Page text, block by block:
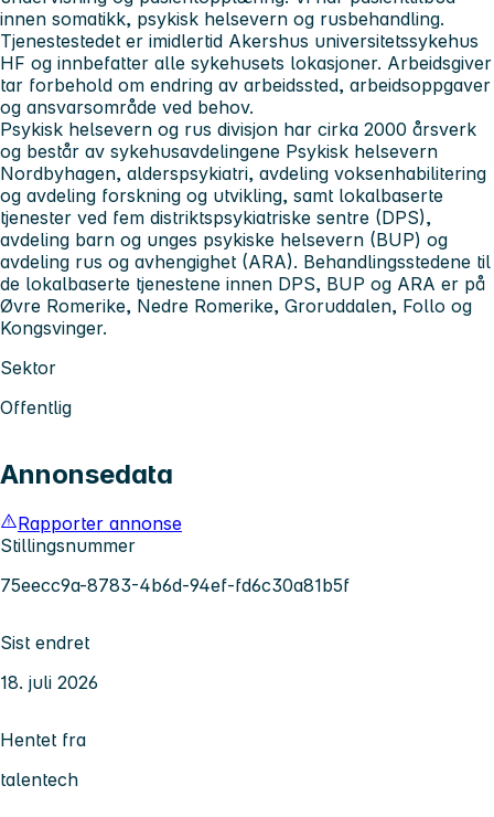
innen somatikk, psykisk helsevern og rusbehandling.
Tjenestestedet er imidlertid Akershus universitetssykehus
HF og innbefatter alle sykehusets lokasjoner. Arbeidsgiver
tar forbehold om endring av arbeidssted, arbeidsoppgaver
og ansvarsområde ved behov.
Psykisk helsevern og rus divisjon har cirka 2000 årsverk
og består av sykehusavdelingene Psykisk helsevern
Nordbyhagen, alderspsykiatri, avdeling voksenhabilitering
og avdeling forskning og utvikling, samt lokalbaserte
tjenester ved fem distriktspsykiatriske sentre (DPS),
avdeling barn og unges psykiske helsevern (BUP) og
avdeling rus og avhengighet (ARA). Behandlingsstedene til
de lokalbaserte tjenestene innen DPS, BUP og ARA er på
Øvre Romerike, Nedre Romerike, Groruddalen, Follo og
Kongsvinger.
Sektor
Offentlig
Annonsedata
Rapporter annonse
Stillingsnummer
75eecc9a-8783-4b6d-94ef-fd6c30a81b5f
Sist endret
18. juli 2026
Hentet fra
talentech